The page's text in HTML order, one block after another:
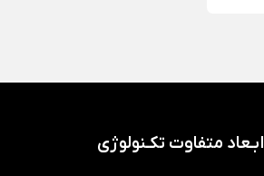
ابـعاد متفاوت تکـنولوژی